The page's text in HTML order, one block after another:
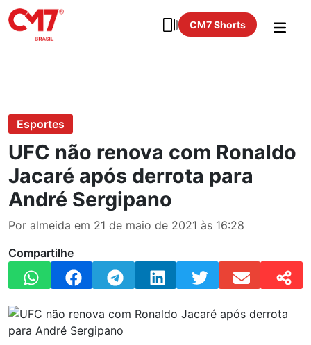
CM7 Shorts
Esportes
UFC não renova com Ronaldo
Jacaré após derrota para
André Sergipano
Por almeida em 21 de maio de 2021 às 16:28
Compartilhe